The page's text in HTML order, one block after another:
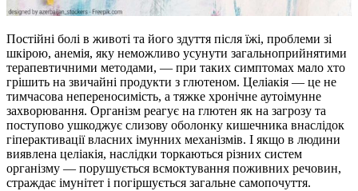
Постійні болі в животі та його здуття після їжі, проблеми зі
шкірою, анемія, яку неможливо усунути загальноприйнятими
терапевтичними методами, — при таких симптомах мало хто
грішить на звичайні продукти з глютеном. Целіакія — це не
тимчасова непереносимість, а тяжке хронічне аутоімунне
захворювання. Організм реагує на глютен як на загрозу та
поступово ушкоджує слизову оболонку кишечника внаслідок
гіперактивації власних імунних механізмів. І якщо в людини
виявлена ​​целіакія, наслідки торкаються різних систем
організму — порушується всмоктування поживних речовин,
страждає імунітет і погіршується загальне самопочуття.